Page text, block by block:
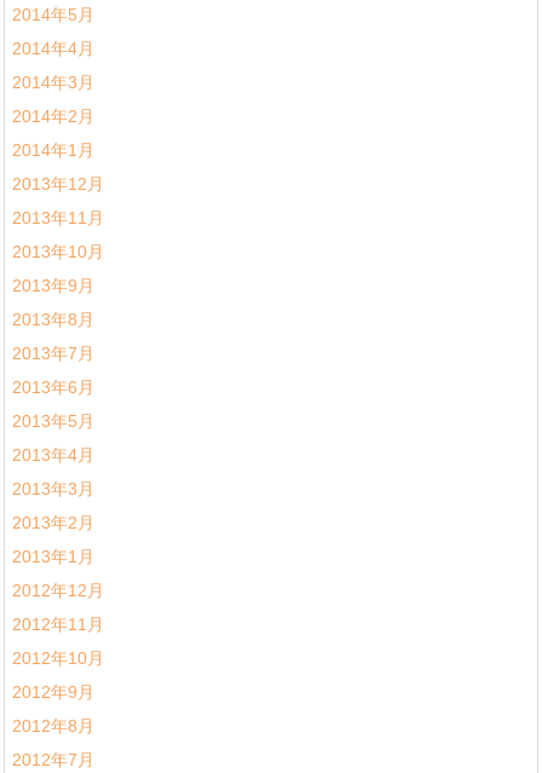
2014年5月
2014年4月
2014年3月
2014年2月
2014年1月
2013年12月
2013年11月
2013年10月
2013年9月
2013年8月
2013年7月
2013年6月
2013年5月
2013年4月
2013年3月
2013年2月
2013年1月
2012年12月
2012年11月
2012年10月
2012年9月
2012年8月
2012年7月